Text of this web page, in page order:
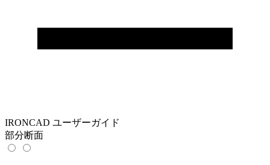
IRONCAD ユーザーガイド
部分断面